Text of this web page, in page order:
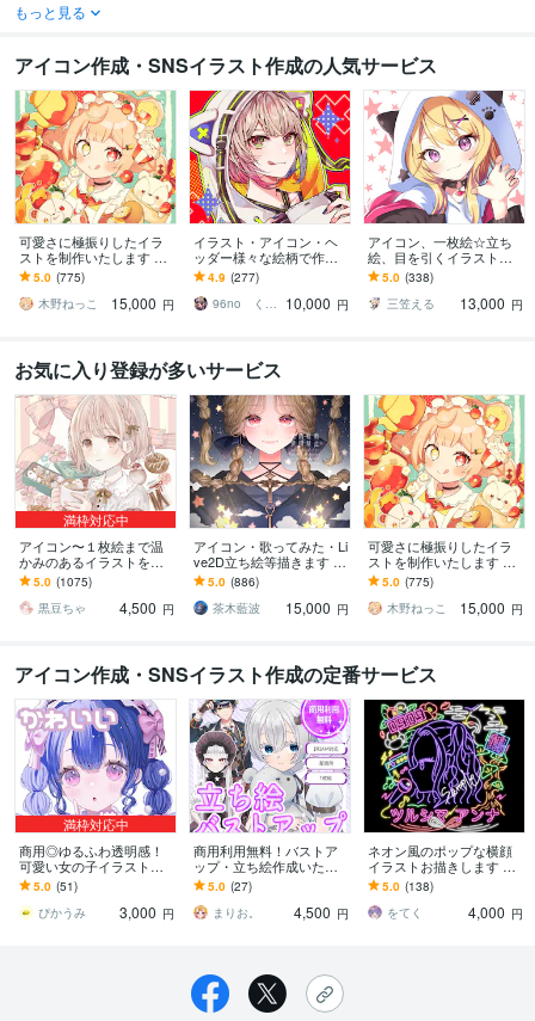
もっと見る
アイコン作成・SNSイラスト作成の人気サービス
可愛さに極振りしたイラ
ストを制作いたします ★
商用利用＆二次利用込
み！ミニキャラは小物２
点まで無料！★
5.0 (775)
木野ねっこ
15,000 円
イラスト・アイコン・ヘ
ッダー様々な絵柄で作成
します 商用可！似顔絵・
ブログ・インスタ・動画
配信サムネ等用途様々！
4.9 (277)
96no くろの
10,000 円
アイコン、一枚絵☆立ち
絵、目を引くイラスト描
きます イリアム、サム
ネ、live2D、YouTube、歌
ってみたも
5.0 (338)
三笠える
13,000 円
お気に入り登録が多いサービス
満枠対応中
アイコン〜１枚絵まで温
かみのあるイラストを描
きます ★ココナラ自体が
初めての方も、お気軽に
ご相談ください♪★
5.0 (1075)
黒豆ちゃ
4,500 円
アイコン・歌ってみた・Li
ve2D立ち絵等描きます ち
びキャラや配信用イラス
ト等、幅広く制作してい
ます！
5.0 (886)
茶木藍波
15,000 円
可愛さに極振りしたイラ
ストを制作いたします ★
商用利用＆二次利用込
み！ミニキャラは小物２
点まで無料！★
5.0 (775)
木野ねっこ
15,000 円
アイコン作成・SNSイラスト作成の定番サービス
満枠対応中
商用◎ゆるふわ透明感！
可愛い女の子イラスト描
きます SNSアイコン、配
信に使える可愛いイラス
トをお届けします♪
5.0 (51)
ぴかうみ
3,000 円
商用利用無料！バストア
ップ・立ち絵作成いたし
ます IRIAM対応作成可
能・１枚絵やアイコン
に！
5.0 (27)
まりお。
4,500 円
ネオン風のポップな横顔
イラストお描きします あ
なたの「好き！」をギュ
ッと詰め込んで魅力を発
信しませんか？
5.0 (138)
をてく
4,000 円